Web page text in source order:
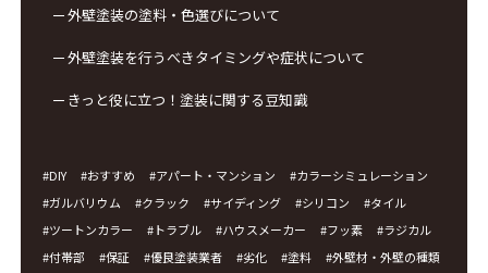
外壁塗装の塗料・色選びについて
外壁塗装を行うべきタイミングや症状について
きっと役に立つ！塗装に関する豆知識
DIY おすすめ アパート・マンション
カラーシミュレーション
ガルバリウム
クラック サイディング シリコン
タイル
ツートンカラー
トラブル ハウスメーカー フッ素
ラジカル
付帯部
保証 優良塗装業者 劣化 塗料
外壁材・外壁の種類